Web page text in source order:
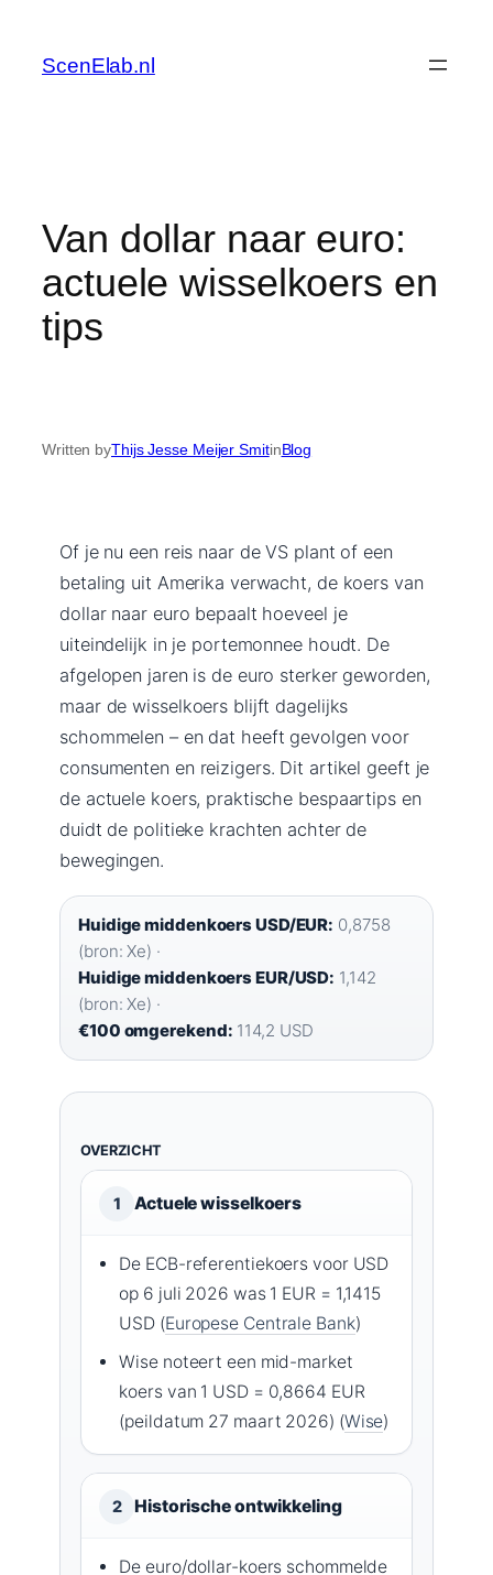
content
ScenElab.nl
Van dollar naar euro:
actuele wisselkoers en
tips
Written byThijs Jesse Meijer SmitinBlog
Of je nu een reis naar de VS plant of een
betaling uit Amerika verwacht, de koers van
dollar naar euro bepaalt hoeveel je
uiteindelijk in je portemonnee houdt. De
afgelopen jaren is de euro sterker geworden,
maar de wisselkoers blijft dagelijks
schommelen – en dat heeft gevolgen voor
consumenten en reizigers. Dit artikel geeft je
de actuele koers, praktische bespaartips en
duidt de politieke krachten achter de
bewegingen.
Huidige middenkoers USD/EUR: 0,8758
(bron: Xe) ·
Huidige middenkoers EUR/USD: 1,142
(bron: Xe) ·
€100 omgerekend: 114,2 USD
OVERZICHT
1 Actuele wisselkoers
De ECB-referentiekoers voor USD
op 6 juli 2026 was 1 EUR = 1,1415
USD (Europese Centrale Bank)
Wise noteert een mid-market
koers van 1 USD = 0,8664 EUR
(peildatum 27 maart 2026) (Wise)
2 Historische ontwikkeling
De euro/dollar-koers schommelde